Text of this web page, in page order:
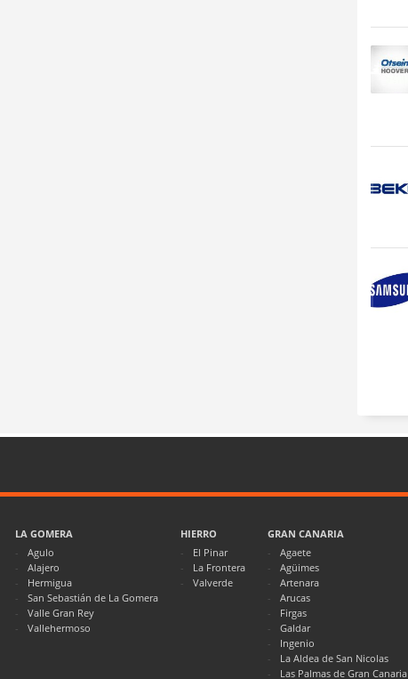
LA GOMERA
Agulo
Alajero
Hermigua
San Sebastián de La Gomera
Valle Gran Rey
Vallehermoso
HIERRO
El Pinar
La Frontera
Valverde
GRAN CANARIA
Agaete
Agüimes
Artenara
Arucas
Firgas
Galdar
Ingenio
La Aldea de San Nicolas
Las Palmas de Gran Canaria